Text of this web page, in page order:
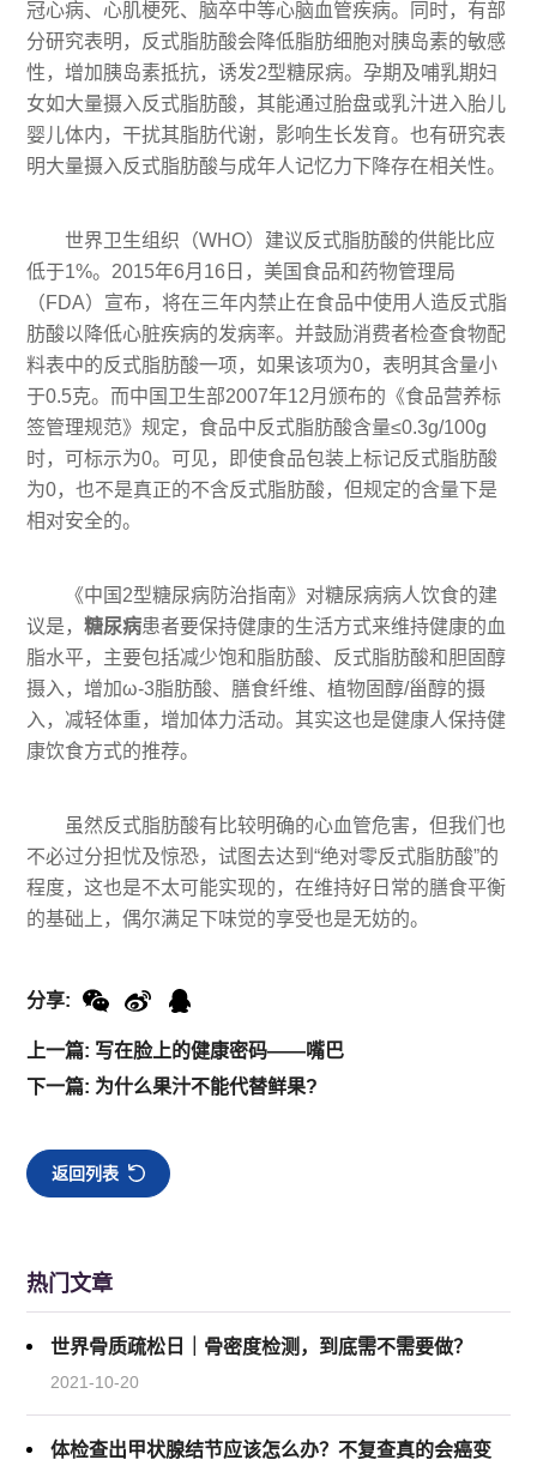
冠心病、心肌梗死、脑卒中等心脑血管疾病。同时，有部
分研究表明，反式脂肪酸会降低脂肪细胞对胰岛素的敏感
性，增加胰岛素抵抗，诱发2型糖尿病。孕期及哺乳期妇
女如大量摄入反式脂肪酸，其能通过胎盘或乳汁进入胎儿
婴儿体内，干扰其脂肪代谢，影响生长发育。也有研究表
明大量摄入反式脂肪酸与成年人记忆力下降存在相关性。
世界卫生组织（WHO）建议反式脂肪酸的供能比应
低于1%。2015年6月16日，美国食品和药物管理局
（FDA）宣布，将在三年内禁止在食品中使用人造反式脂
肪酸以降低心脏疾病的发病率。并鼓励消费者检查食物配
料表中的反式脂肪酸一项，如果该项为0，表明其含量小
于0.5克。而中国卫生部2007年12月颁布的《食品营养标
签管理规范》规定，食品中反式脂肪酸含量≤0.3g/100g
时，可标示为0。可见，即使食品包装上标记反式脂肪酸
为0，也不是真正的不含反式脂肪酸，但规定的含量下是
相对安全的。
《中国2型糖尿病防治指南》对糖尿病病人饮食的建
议是，糖尿病患者要保持健康的生活方式来维持健康的血
脂水平，主要包括减少饱和脂肪酸、反式脂肪酸和胆固醇
摄入，增加ω-3脂肪酸、膳食纤维、植物固醇/甾醇的摄
入，减轻体重，增加体力活动。其实这也是健康人保持健
康饮食方式的推荐。
虽然反式脂肪酸有比较明确的心血管危害，但我们也
不必过分担忧及惊恐，试图去达到“绝对零反式脂肪酸”的
程度，这也是不太可能实现的，在维持好日常的膳食平衡
的基础上，偶尔满足下味觉的享受也是无妨的。
上一篇: 写在脸上的健康密码——嘴巴
下一篇: 为什么果汁不能代替鲜果?
分享:
返回列表
热门文章
世界骨质疏松日｜骨密度检测，到底需不需要做？
2021-10-20
体检查出甲状腺结节应该怎么办？不复查真的会癌变